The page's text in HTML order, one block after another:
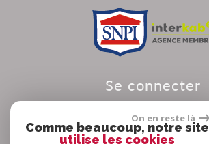
se connecter
On en reste là
Comme beaucoup, notre site
utilise les cookies